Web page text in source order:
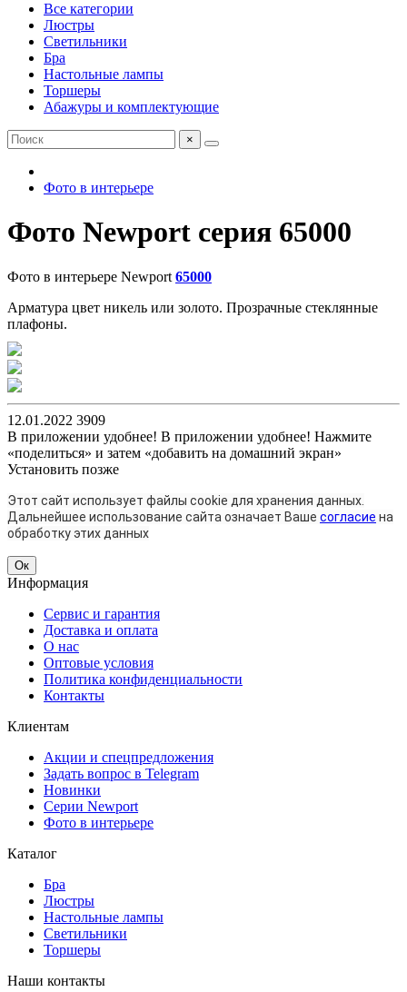
Все категории
Люстры
Светильники
Бра
Настольные лампы
Торшеры
Абажуры и комплектующие
×
Фото в интерьере
Фото Newport серия 65000
Фото в интерьере Newport 65000
Арматура цвет никель или золото. Прозрачные стеклянные
плафоны.
12.01.2022 3909
В приложении удобнее! В приложении удобнее! Нажмите
«поделиться» и затем «добавить на домашний экран»
Установить позже
Этот сайт использует файлы cookie для хранения данных.
Дальнейшее использование сайта означает Ваше согласие на
обработку этих данных
Ок
Информация
Сервис и гарантия
Доставка и оплата
О нас
Оптовые условия
Политика конфиденциальности
Контакты
Клиентам
Акции и спецпредложения
Задать вопрос в Telegram
Новинки
Серии Newport
Фото в интерьере
Каталог
Бра
Люстры
Настольные лампы
Светильники
Торшеры
Наши контакты